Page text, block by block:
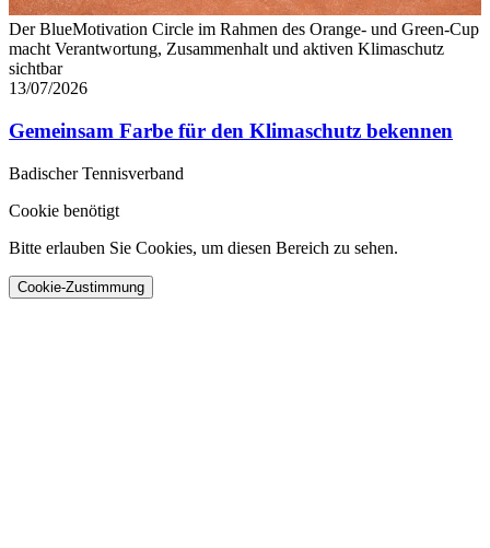
Der BlueMotivation Circle im Rahmen des Orange- und Green-Cup
macht Verantwortung, Zusammenhalt und aktiven Klimaschutz
sichtbar
13/07/2026
Gemeinsam Farbe für den Klimaschutz bekennen
Badischer Tennisverband
Cookie benötigt
Bitte erlauben Sie Cookies, um diesen Bereich zu sehen.
Cookie-Zustimmung